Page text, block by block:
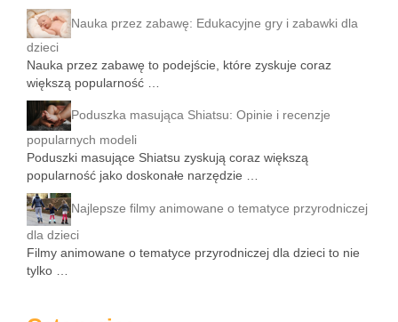
Nauka przez zabawę: Edukacyjne gry i zabawki dla
dzieci
Nauka przez zabawę to podejście, które zyskuje coraz
większą popularność …
Poduszka masująca Shiatsu: Opinie i recenzje
popularnych modeli
Poduszki masujące Shiatsu zyskują coraz większą
popularność jako doskonałe narzędzie …
Najlepsze filmy animowane o tematyce przyrodniczej
dla dzieci
Filmy animowane o tematyce przyrodniczej dla dzieci to nie
tylko …